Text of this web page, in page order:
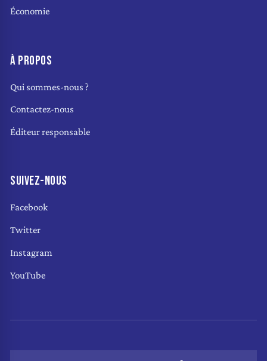
Économie
À PROPOS
Qui sommes-nous ?
Contactez-nous
Éditeur responsable
SUIVEZ-NOUS
Facebook
Twitter
Instagram
YouTube